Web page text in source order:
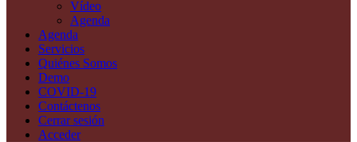
Vídeo
Agenda
Agenda
Servicios
Quiénes Somos
Demo
COVID-19
Contáctenos
Cerrar sesión
Acceder